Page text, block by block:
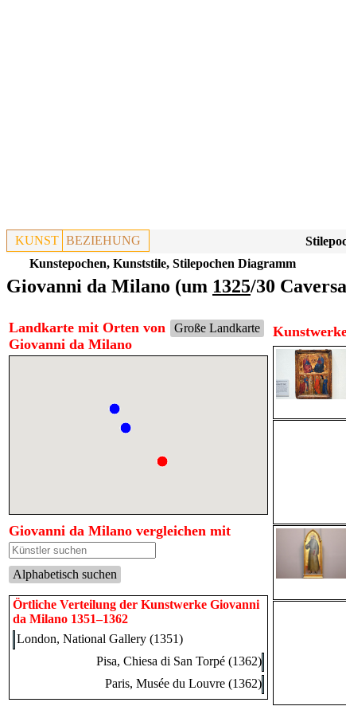
KUNST BEZIEHUNG
Kunstepochen, Kunststile, Stilepochen Diagramm
Giovanni da Milano (um 1325/30
Große Landkarte
Landkarte mit Orten von
Giovanni da Milano
Giovanni da Milano vergleichen mit
Alphabetisch suchen
Örtliche Verteilung der Kunstwerke Giovanni
da Milano 1351–1362
London, National Gallery (1351)
Pisa, Chiesa di San Torpé (1362)
Paris, Musée du Louvre (1362)